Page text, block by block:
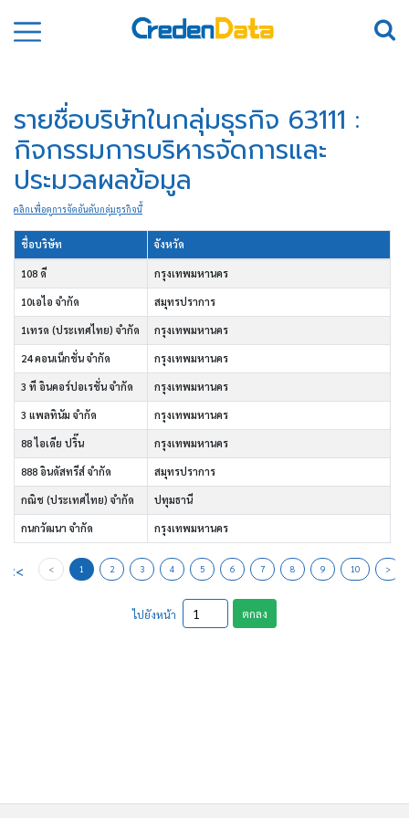
รายชื่อบริษัทในกลุ่มธุรกิจ 63111 :
กิจกรรมการบริหารจัดการและ
ประมวลผลข้อมูล
คลิกเพื่อดูการจัดอันดับกลุ่มธุรกิจนี้
ชื่อบริษัท จังหวัด
108 ดี กรุงเทพมหานคร
10เอไอ จำกัด สมุทรปราการ
1เทรด (ประเทศไทย) จำกัด กรุงเทพมหานคร
24 คอนเน็กชั่น จำกัด กรุงเทพมหานคร
3 ที อินคอร์ปอเรชั่น จำกัด กรุงเทพมหานคร
3 แพลทินัม จำกัด กรุงเทพมหานคร
88 ไอเดีย ปริ๊น กรุงเทพมหานคร
888 อินดัสทรีส์ จำกัด สมุทรปราการ
กณิช (ประเทศไทย) จำกัด ปทุมธานี
กนกวัฒนา จำกัด กรุงเทพมหานคร
<< < 1 2 3 4 5 6 7 8 9 10 >
ไปยังหน้า ตกลง